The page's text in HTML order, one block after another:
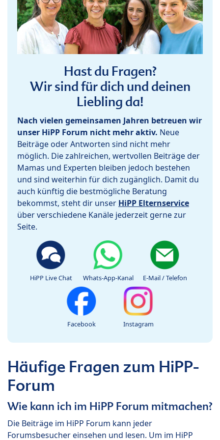
Hast du Fragen?
Wir sind für dich und deinen
Liebling da!
Nach vielen gemeinsamen Jahren betreuen wir
unser HiPP Forum nicht mehr aktiv. Neue
Beiträge oder Antworten sind nicht mehr
möglich. Die zahlreichen, wertvollen Beiträge der
Mamas und Experten bleiben jedoch bestehen
und sind weiterhin für dich zugänglich. Damit du
auch künftig die bestmögliche Beratung
bekommst, steht dir unser HiPP Elternservice
über verschiedene Kanäle jederzeit gerne zur
Seite.
HiPP Live Chat Whats-App-Kanal E-Mail / Telefon
Facebook Instagram
Häufige Fragen zum HiPP-
Forum
Wie kann ich im HiPP Forum mitmachen?
Die Beiträge im HiPP Forum kann jeder
Forumsbesucher einsehen und lesen. Um im HiPP